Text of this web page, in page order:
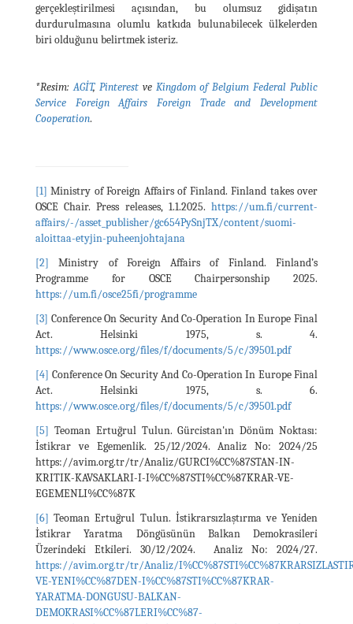
gerçekleştirilmesi açısından, bu olumsuz gidişatın
durdurulmasına olumlu katkıda bulunabilecek ülkelerden
biri olduğunu belirtmek isteriz.
*Resim:AGİT, Pinterestve Kingdom of Belgium Federal Public
Service Foreign Affairs Foreign Trade and Development
Cooperation.
[1] Ministry of Foreign Affairs of Finland. Finland takes over
OSCE Chair. Press releases, 1.1.2025. https://um.fi/current-
affairs/-/asset_publisher/gc654PySnjTX/content/suomi-
aloittaa-etyjin-puheenjohtajana
[2] Ministry of Foreign Affairs of Finland. Finland’s
Programme for OSCE Chairpersonship 2025.
https://um.fi/osce25fi/programme
[3] Conference On Security And Co-Operation In Europe Final
Act. Helsinki 1975, s. 4.
https://www.osce.org/files/f/documents/5/c/39501.pdf
[4] Conference On Security And Co-Operation In Europe Final
Act. Helsinki 1975, s. 6.
https://www.osce.org/files/f/documents/5/c/39501.pdf
[5] Teoman Ertuğrul Tulun. Gürcı̇stan'ın Dönüm Noktası:
İstikrar ve Egemenlı̇k. 25/12/2024. Analiz No: 2024/25
https://avim.org.tr/tr/Analiz/GURCI%CC%87STAN-IN-
KRITIK-KAVSAKLARI-I-I%CC%87STI%CC%87KRAR-VE-
EGEMENLI%CC%87K
[6] Teoman Ertuğrul Tulun. İstikrarsızlaştırma ve Yeni̇den
İstikrar Yaratma Döngüsünün Balkan Demokrasi̇leri̇
Üzeri̇ndeki̇ Etki̇leri̇. 30/12/2024. Analiz No: 2024/27.
https://avim.org.tr/tr/Analiz/
VE-YENI%CC%87DEN-I%CC%87STI%CC%87KRAR-
YARATMA-DONGUSU-BALKAN-
DEMOKRASI%CC%87LERI%CC%87-